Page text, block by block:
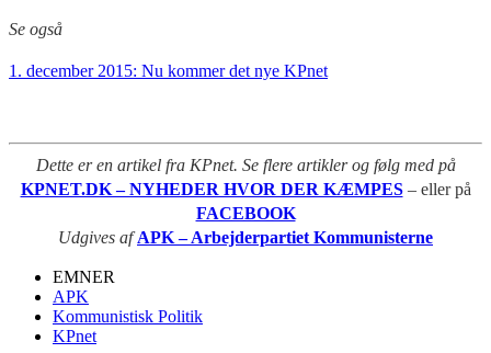
Se også
1. december 2015: Nu kommer det nye KPnet
Dette er en artikel fra KPnet. Se flere artikler og følg med på
KPNET.DK – NYHEDER HVOR DER KÆMPES – eller på
FACEBOOK
Udgives afAPK – Arbejderpartiet Kommunisterne
EMNER
APK
Kommunistisk Politik
KPnet